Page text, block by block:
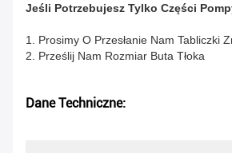
Jeśli Potrzebujesz Tylko Części
1. Prosimy O Przesłanie Nam Tabliczki
2. Prześlij Nam Rozmiar Buta Tłoka
Dane Techniczne: